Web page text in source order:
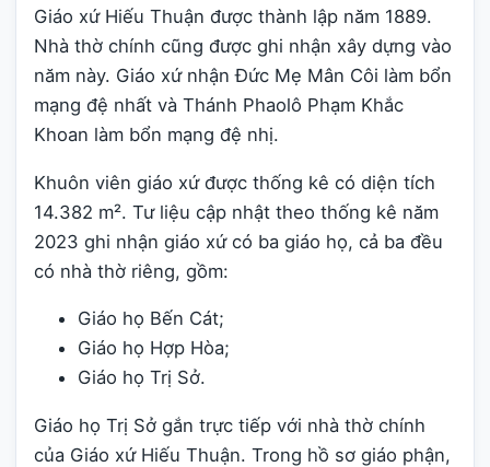
Giáo xứ Hiếu Thuận được thành lập năm 1889.
Nhà thờ chính cũng được ghi nhận xây dựng vào
năm này. Giáo xứ nhận Đức Mẹ Mân Côi làm bổn
mạng đệ nhất và Thánh Phaolô Phạm Khắc
Khoan làm bổn mạng đệ nhị.
Khuôn viên giáo xứ được thống kê có diện tích
14.382 m². Tư liệu cập nhật theo thống kê năm
2023 ghi nhận giáo xứ có ba giáo họ, cả ba đều
có nhà thờ riêng, gồm:
Giáo họ Bến Cát;
Giáo họ Hợp Hòa;
Giáo họ Trị Sở.
Giáo họ Trị Sở gắn trực tiếp với nhà thờ chính
của Giáo xứ Hiếu Thuận. Trong hồ sơ giáo phận,